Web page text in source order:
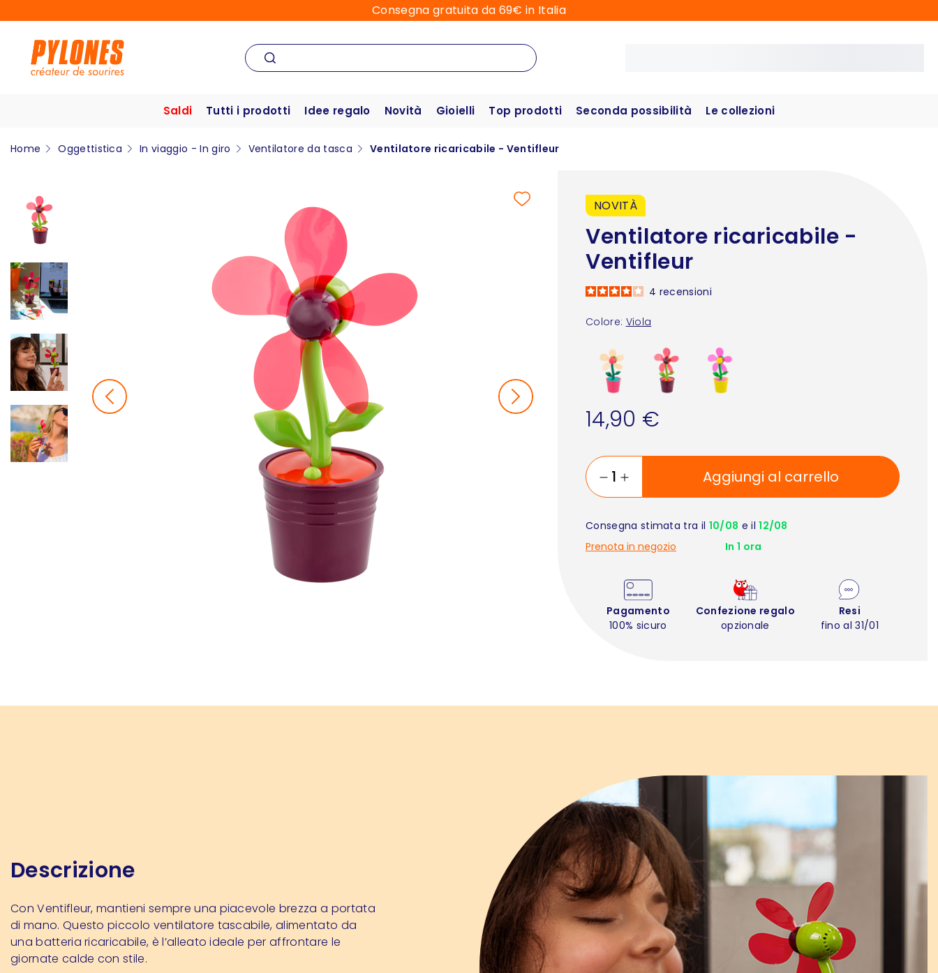
Consegna gratuita da 69€ in Italia
Saldi Tutti i prodotti Idee regalo Novità Gioielli Top prodotti Seconda possibilità Le collezioni
Home Oggettistica In viaggio - In giro Ventilatore da tasca Ventilatore ricaricabile - Ventifleur
NOVITÀ
Ventilatore ricaricabile -
Ventifleur
Colore: Viola
4 recensioni
14,90 €
Aggiungi al carrello
Consegna stimata tra il 10/08 e il12/08
Prenota in negozio
In 1 ora
Pagamento
100% sicuro
Confezione regalo
opzionale
Resi
fino al 31/01
Descrizione
Con Ventifleur, mantieni sempre una piacevole brezza a portata
di mano. Questo piccolo ventilatore tascabile, alimentato da
una batteria ricaricabile, è l’alleato ideale per affrontare le
giornate calde con stile.